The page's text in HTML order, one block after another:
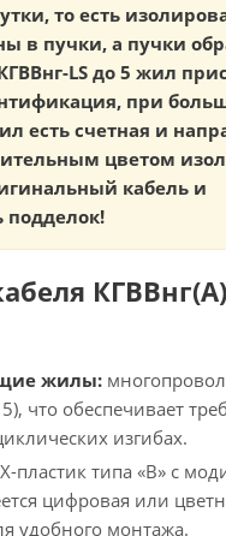
то есть
в пучки, а пучки
LS до 5 жил
при
есть счетная и
цветом
кабель и
подделок!
жилы:
что обеспечивает
изгибах.
пластик типа «В» с
цифровая или
удобного монтажа.